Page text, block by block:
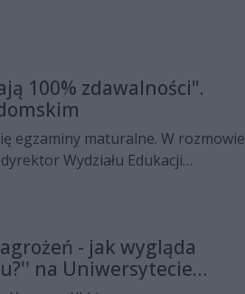
100% zdawalności".
egzaminy maturalne. W rozmowie
Wydziału Edukacji
oraz wynikach
- jak wygląda
na Uniwersytecie